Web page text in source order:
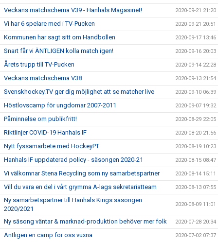
Veckans matchschema V39 - Hanhals Magasinet! 2020-09-21 21:20
Vi har 6 spelare med i TV-Pucken 2020-09-21 20:51
Kommunen har sagt sitt om Handbollen 2020-09-17 13:46
Snart får vi ÄNTLIGEN kolla match igen! 2020-09-16 20:03
Årets trupp till TV-Pucken 2020-09-14 22:28
Veckans matchschema V38 2020-09-13 21:54
Svenskhockey.TV ger dig möjlighet att se matcher live 2020-09-10 06:39
Höstlovscamp för ungdomar 2007-2011 2020-09-07 19:32
Påminnelse om publikfritt! 2020-08-29 22:05
Riktlinjer COVID-19 Hanhals IF 2020-08-20 21:56
Nytt fyssamarbete med HockeyPT 2020-08-19 10:23
Hanhals IF uppdaterad policy - säsongen 2020-21 2020-08-15 08:47
Vi välkomnar Stena Recycling som ny samarbetspartner 2020-08-14 15:11
Vill du vara en del i vårt grymma A-lags sekretariatteam 2020-08-13 07:55
Ny samarbetspartner till Hanhals Kings säsongen
2020/2021
2020-08-09 11:01
Ny säsong väntar & marknad-produktion behöver mer folk 2020-07-28 20:34
Äntligen en camp för oss vuxna 2020-07-02 07:37